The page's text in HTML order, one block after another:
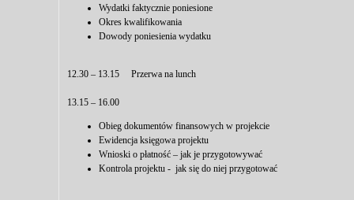
Wydatki faktycznie poniesione
Okres kwalifikowania
Dowody poniesienia wydatku
12.30 – 13.15 Przerwa na lunch
13.15 – 16.00
Obieg dokumentów finansowych w projekcie
Ewidencja księgowa projektu
Wnioski o płatność – jak je przygotowywać
Kontrola projektu - jak się do niej przygotować